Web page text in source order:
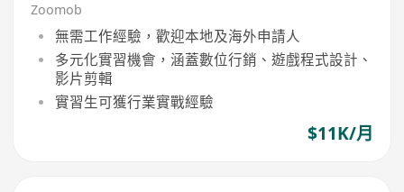
Zoomob
無需工作經驗，歡迎本地及海外申請人
多元化實習機會，涵蓋數位行銷、遊戲程式設計、
影片剪輯
實習生可獲行業實戰經驗
$11K/月